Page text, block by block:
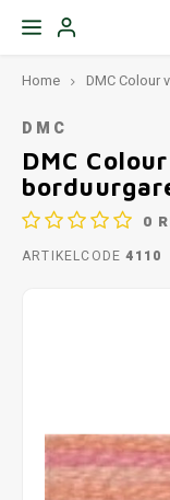
Home DMC Colour
DMC
DMC
0
ARTIKELCODE 4110